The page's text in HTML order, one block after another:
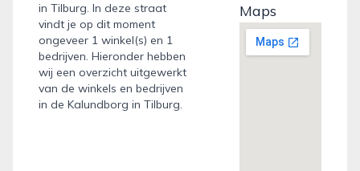
in Tilburg. In deze straat
vindt je op dit moment
ongeveer 1 winkel(s) en 1
bedrijven. Hieronder hebben
wij een overzicht uitgewerkt
van de winkels en bedrijven
in de Kalundborg in Tilburg.
Maps